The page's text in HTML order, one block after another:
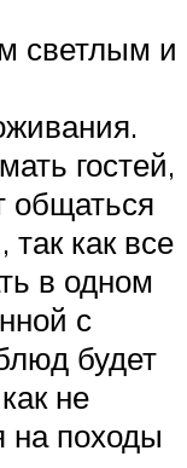
светлым и
гостей,
общаться
как все
в одном
с
будет
не
на походы